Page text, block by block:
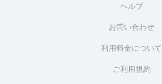
ヘルプ
お問い合わせ
利用料金について
ご利用規約